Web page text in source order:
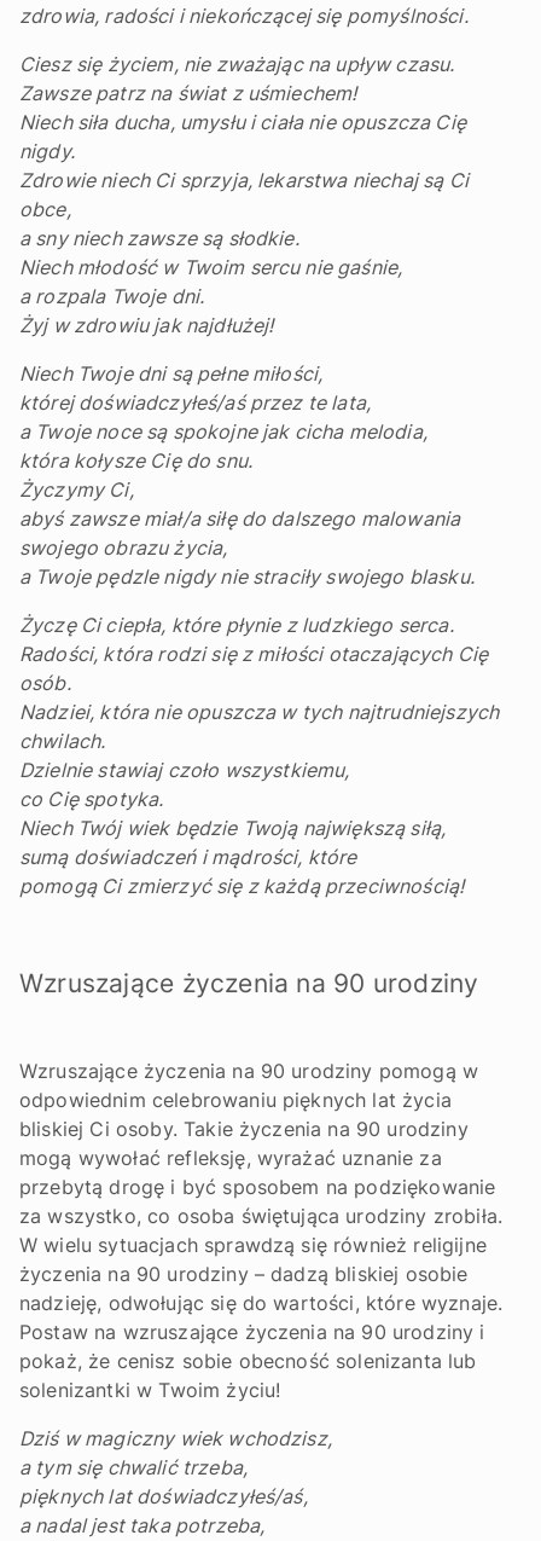
zdrowia, radości i niekończącej się pomyślności.
Ciesz się życiem, nie zważając na upływ czasu.
Zawsze patrz na świat z uśmiechem!
Niech siła ducha, umysłu i ciała nie opuszcza Cię
nigdy.
Zdrowie niech Ci sprzyja, lekarstwa niechaj są Ci
obce,
a sny niech zawsze są słodkie.
Niech młodość w Twoim sercu nie gaśnie,
a rozpala Twoje dni.
Żyj w zdrowiu jak najdłużej!
Niech Twoje dni są pełne miłości,
której doświadczyłeś/aś przez te lata,
a Twoje noce są spokojne jak cicha melodia,
która kołysze Cię do snu.
Życzymy Ci,
abyś zawsze miał/a siłę do dalszego malowania
swojego obrazu życia,
a Twoje pędzle nigdy nie straciły swojego blasku.
Życzę Ci ciepła, które płynie z ludzkiego serca.
Radości, która rodzi się z miłości otaczających Cię
osób.
Nadziei, która nie opuszcza w tych najtrudniejszych
chwilach.
Dzielnie stawiaj czoło wszystkiemu,
co Cię spotyka.
Niech Twój wiek będzie Twoją największą siłą,
sumą doświadczeń i mądrości, które
pomogą Ci zmierzyć się z każdą przeciwnością!
Wzruszające życzenia na 90 urodziny
Wzruszające życzenia na 90 urodziny pomogą w
odpowiednim celebrowaniu pięknych lat życia
bliskiej Ci osoby. Takie życzenia na 90 urodziny
mogą wywołać refleksję, wyrażać uznanie za
przebytą drogę i być sposobem na podziękowanie
za wszystko, co osoba świętująca urodziny zrobiła.
W wielu sytuacjach sprawdzą się również religijne
życzenia na 90 urodziny – dadzą bliskiej osobie
nadzieję, odwołując się do wartości, które wyznaje.
Postaw na wzruszające życzenia na 90 urodziny i
pokaż, że cenisz sobie obecność solenizanta lub
solenizantki w Twoim życiu!
Dziś w magiczny wiek wchodzisz,
a tym się chwalić trzeba,
pięknych lat doświadczyłeś/aś,
a nadal jest taka potrzeba,